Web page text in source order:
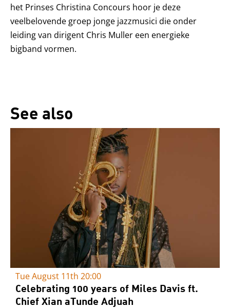
het Prinses Christina Concours hoor je deze
veelbelovende groep jonge jazzmusici die onder
leiding van dirigent Chris Muller een energieke
bigband vormen.
See also
Tue August 11th 20:00
Celebrating 100 years of Miles Davis ft.
Chief Xian aTunde Adjuah